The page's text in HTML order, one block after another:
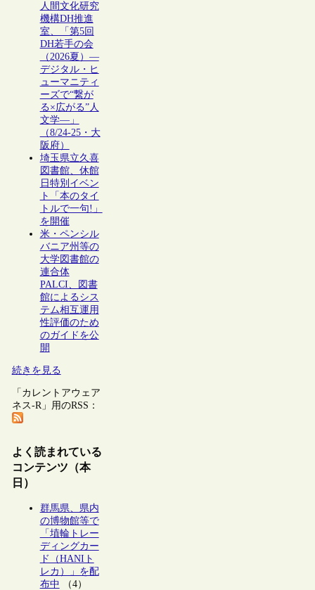
人間文化研究
機構DH推進
室、「第5回
DH若手の会
（2026夏）―
デジタル・ヒ
ューマニティ
ーズで“繋が
る×広がる”人
文学―」
（8/24-25・大
阪府）
埼玉県立久喜
図書館、休館
日特別イベン
ト「本のタイ
トルで一句!」
を開催
米・ペンシル
バニア州等の
大学図書館の
連合体
PALCI、図書
館によるシス
テム相互運用
性評価のため
のガイドを公
開
続きを見る
「カレントアウェア
ネス-R」用のRSS：
よく読まれている
コンテンツ（本
日）
群馬県、県内
の博物館等で
「埴輪トレー
ディングカー
ド（HANIト
レカ）」を配
布中 （4）